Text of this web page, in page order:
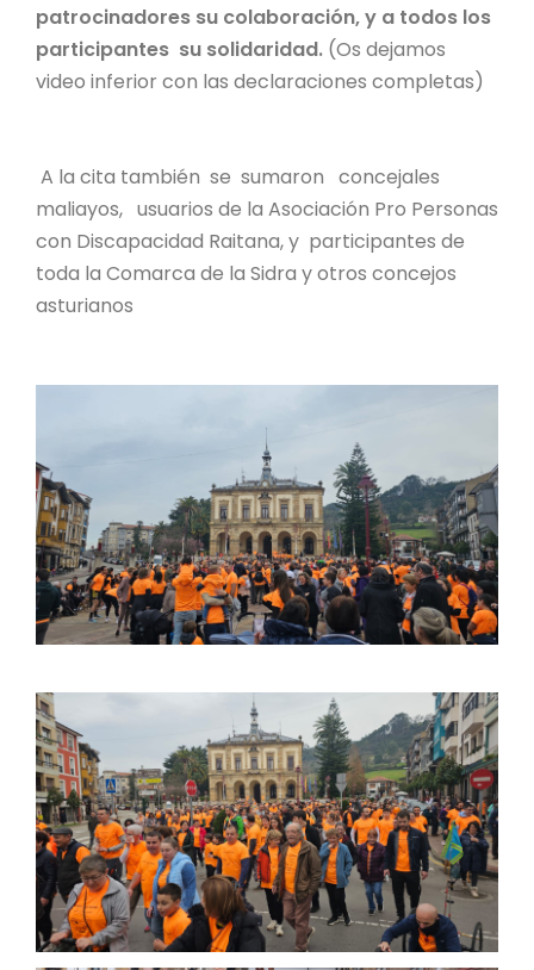
patrocinadores su colaboración, y a todos los
participantes su solidaridad. (Os dejamos
video inferior con las declaraciones completas)
A la cita también se sumaron concejales
maliayos, usuarios de la Asociación Pro Personas
con Discapacidad Raitana, y participantes de
toda la Comarca de la Sidra y otros concejos
asturianos